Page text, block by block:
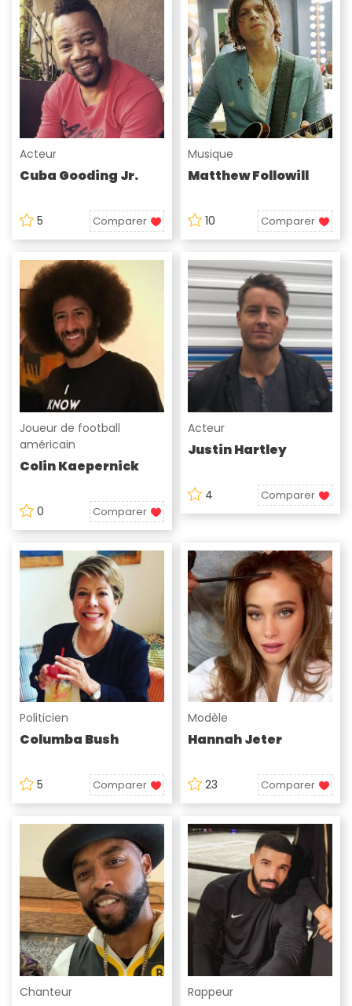
Acteur
Cuba Gooding Jr.
5 Comparer
Musique
Matthew Followill
10 Comparer
Joueur de football
américain
Colin Kaepernick
0 Comparer
Acteur
Justin Hartley
4 Comparer
Politicien
Columba Bush
5 Comparer
Modèle
Hannah Jeter
23 Comparer
Chanteur Rappeur